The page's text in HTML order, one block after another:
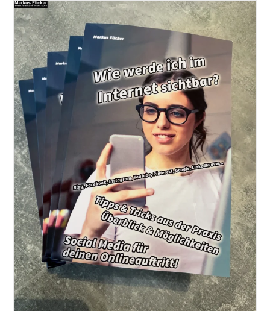
Als
Fotograf
/
Videograf
Von
Social
Media
Erzähle?
Wie
Werde
Ich